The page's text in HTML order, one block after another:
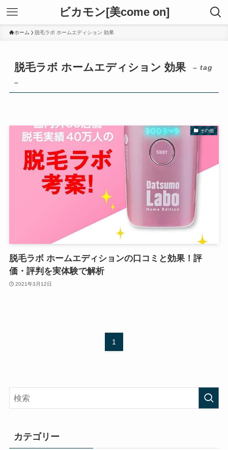
ビカモン[美come on]
ホーム 脱毛ラボ ホームエディション 効果
脱毛ラボ ホームエディション 効果
– tag
–
その他
脱毛ラボ ホームエディションの口コミと効果！評
価・評判を実体験で解析
2021年3月12日
1
カテゴリー